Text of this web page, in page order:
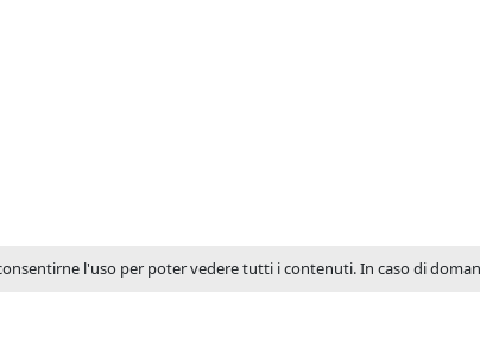
l'uso per poter vedere tutti i contenuti. In caso di